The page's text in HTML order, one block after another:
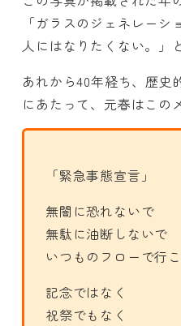
「ガラスのジェネレー
人にはなりたくない。」
あれから40年経ち、歴史
にあたって、元春はこの
「緊急事態宣言」
無闇に恐れないで
無駄に油断しないで
いつものフローで行
記念ではなく
祝祭でもなく